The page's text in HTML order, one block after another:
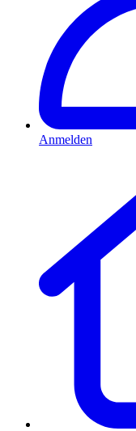
Anmelden